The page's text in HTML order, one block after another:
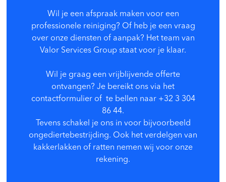
Wil je een afspraak maken voor een
professionele reiniging? Of heb je een vraag
over onze diensten of aanpak? Het team van
Valor Services Group staat voor je klaar.
Wil je graag een vrijblijvende offerte
ontvangen? Je bereikt ons via het
contactformulier of te bellen naar +32 3 304
86 44.
Tevens schakel je ons in voor bijvoorbeeld
ongediertebestrijding. Ook het verdelgen van
kakkerlakken of ratten nemen wij voor onze
rekening.